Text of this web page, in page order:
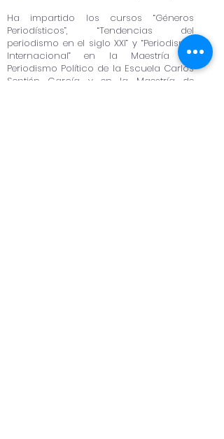
Ha impartido los cursos “Géneros
Periodísticos”, “Tendencias del
periodismo en el siglo XXI” y “Periodismo
Internacional” en la Maestría de
Periodismo Político de la Escuela Carlos
Septién García y en la Maestría de